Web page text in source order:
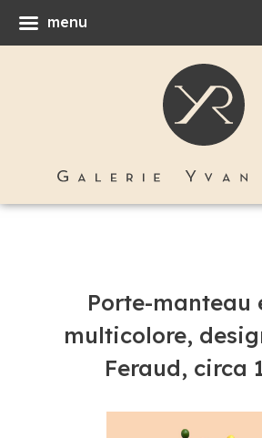
Porte-manteau
multicolore,
Feraud, circa
menu